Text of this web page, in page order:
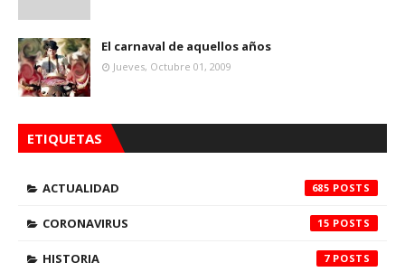
El carnaval de aquellos años
Jueves, Octubre 01, 2009
ETIQUETAS
ACTUALIDAD 685
CORONAVIRUS 15
HISTORIA 7